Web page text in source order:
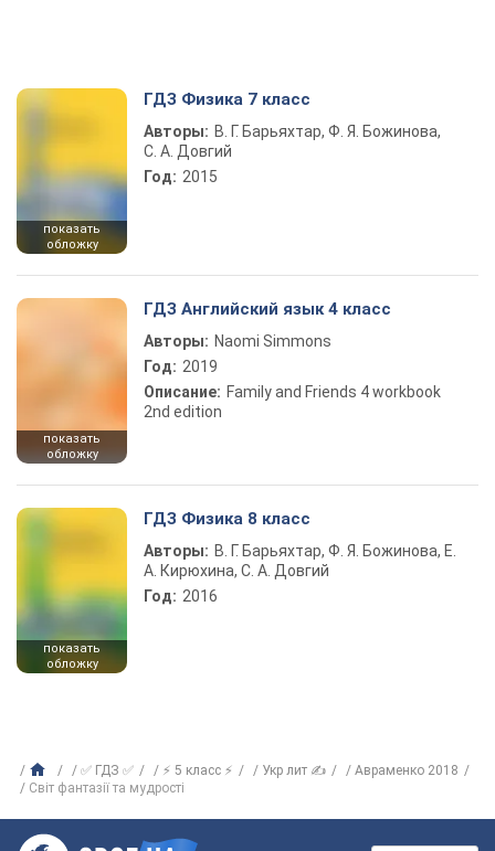
показать
обложку
ГДЗ Физика 7 класс
Авторы: В. Г. Барьяхтар, Ф. Я. Божинова,
С. А. Довгий
Год: 2015
показать
обложку
ГДЗ Английский язык 4 класс
Авторы: Naomi Simmons
Год: 2019
Описание: Family and Friends 4 workbook
2nd edition
показать
обложку
ГДЗ Физика 8 класс
Авторы: В. Г. Барьяхтар, Ф. Я. Божинова, Е.
А. Кирюхина, С. А. Довгий
Год: 2016
✅ ГДЗ ✅ ⚡ 5 класс ⚡ Укр лит ✍
Авраменко 2018
Світ фантазії та мудрості